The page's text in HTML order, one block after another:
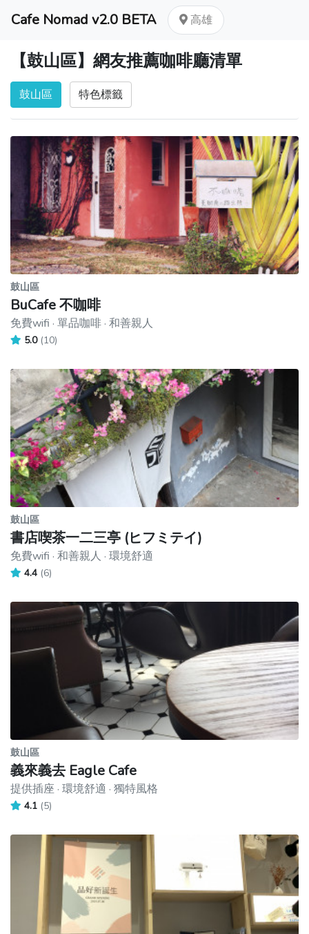
Cafe Nomad v2.0 BETA 高雄
【鼓山區】網友推薦咖啡廳清單
鼓山區 特色標籤
鼓山區
BuCafe 不咖啡
免費wifi · 單品咖啡 · 和善親人
5.0 (10)
鼓山區
書店喫茶一二三亭 (ヒフミテイ)
免費wifi · 和善親人 · 環境舒適
4.4 (6)
鼓山區
義來義去 Eagle Cafe
提供插座 · 環境舒適 · 獨特風格
4.1 (5)